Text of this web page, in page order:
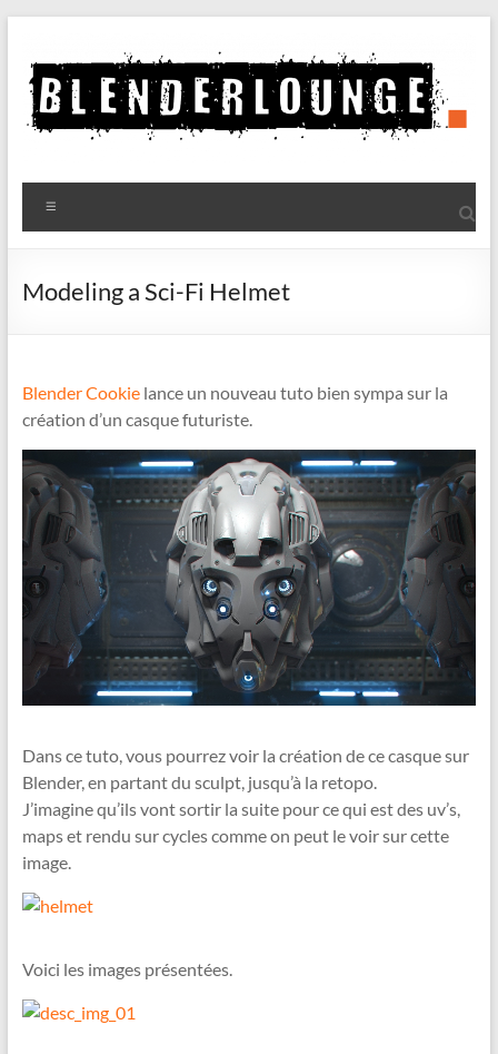
contenu
Blenderlounge
Le
de
Modeling a Sci-Fi Helmet
Blender Cookielance un nouveau tuto bien sympa sur la
création d’un casque futuriste.
Dans ce tuto, vous pourrez voir la création de ce casque sur
Blender, en partant du sculpt, jusqu’à la retopo.
J’imagine qu’ils vont sortir la suite pour ce qui est des uv’s,
maps et rendu sur cycles comme on peut le voir sur cette
image.
Voici les images présentées.